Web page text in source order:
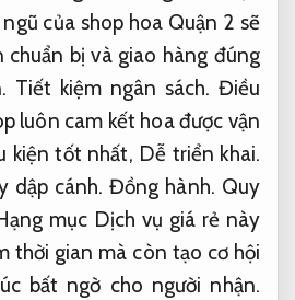
của shop hoa Quận 2 sẽ
bị và giao hàng đúng
Tiết kiệm ngân sách. Điều
luôn cam kết hoa được vận
kiện tốt nhất, Dễ triển khai.
dập cánh.Đồng hành. Quy
mục Dịch vụ giá rẻ này
thời gian mà còn tạo cơ hội
bất ngờ cho người nhận.